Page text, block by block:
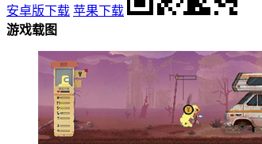
安卓版下载 苹果下载
游戏载图